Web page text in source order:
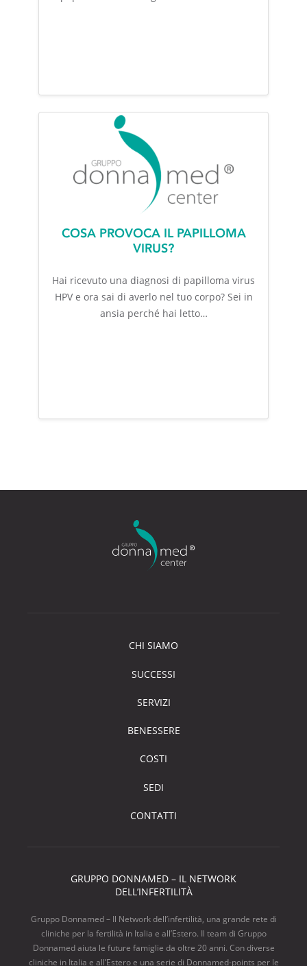
COSA PROVOCA IL PAPILLOMA
VIRUS?
Hai ricevuto una diagnosi di papilloma virus
HPV e ora sai di averlo nel tuo corpo? Sei in
ansia perché hai letto…
CHI SIAMO
SUCCESSI
SERVIZI
BENESSERE
COSTI
SEDI
CONTATTI
GRUPPO DONNAMED – IL NETWORK
DELL’INFERTILITÀ
Gruppo Donnamed – Il Network dell’infertilità, una grande rete di
cliniche per la fertilità in Italia e all’Estero. Il team di Gruppo
Donnamed aiuta le future famiglie da oltre 20 anni. Con diverse
cliniche in Italia e all’Estero e una serie di Donnamed-points per le